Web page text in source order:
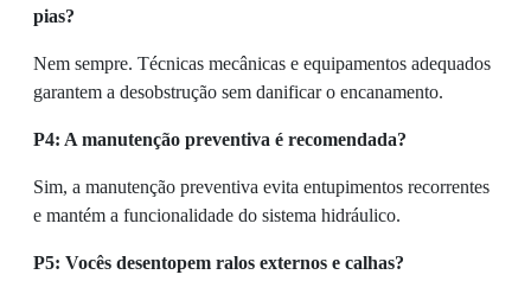
pias?
Nem sempre. Técnicas mecânicas e equipamentos adequados
garantem a desobstrução sem danificar o encanamento.
P4: A manutenção preventiva é recomendada?
Sim, a manutenção preventiva evita entupimentos recorrentes
e mantém a funcionalidade do sistema hidráulico.
P5: Vocês desentopem ralos externos e calhas?